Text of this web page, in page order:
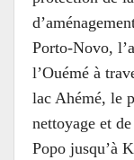
Porto-Novo,
l’Ouémé à
lac Ahémé, le
nettoyage et
Popo jusqu’à